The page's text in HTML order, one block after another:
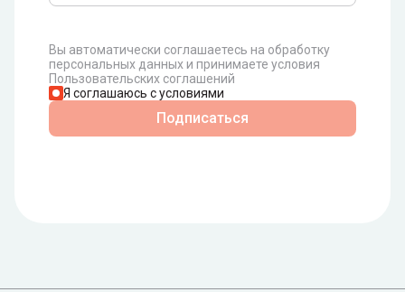
Вы автоматически соглашаетесь на обработку
персональных данных и принимаете условия
Пользовательских соглашений
Я соглашаюсь с условиями
Подписаться